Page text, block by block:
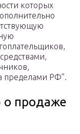
которых
пределами РФ”.
о продаже